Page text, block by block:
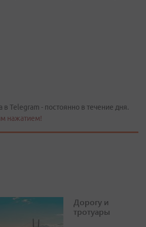
в Telegram - постоянно в течение дня.
нажатием!
Дорогу и
тротуары